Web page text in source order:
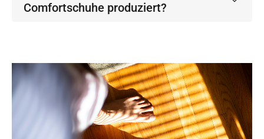
Comfortschuhe produziert?